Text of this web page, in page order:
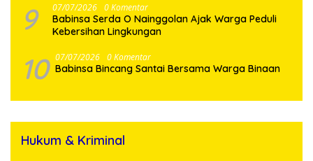
9 07/07/2026 0 Komentar
Babinsa Serda O Nainggolan Ajak Warga Peduli
Kebersihan Lingkungan
10 07/07/2026 0 Komentar
Babinsa Bincang Santai Bersama Warga Binaan
Hukum & Kriminal